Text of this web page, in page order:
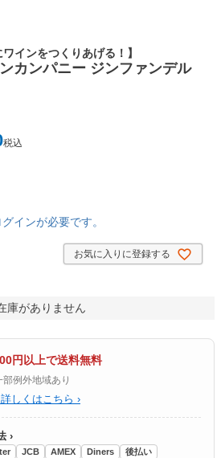
インをつくりあげる！】
カンパニー ジンファンデル
税込
インが必要です。
お気に入りに登録する
庫がありません
円以上で送料無料
例外地域あり
しくはこちら ›
›
JCB AMEX Diners
後払い